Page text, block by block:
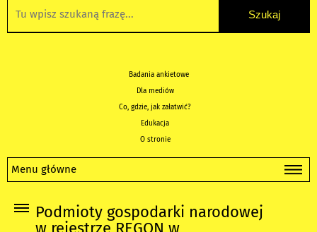
Badania ankietowe
Dla mediów
Co, gdzie, jak załatwić?
Edukacja
O stronie
Menu główne
Podmioty gospodarki narodowej